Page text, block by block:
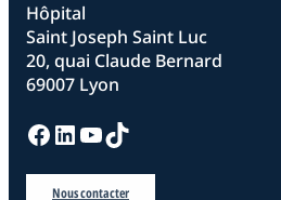
Hôpital
Saint Joseph Saint Luc
20, quai Claude Bernard
69007 Lyon
Facebook LinkedIn YouTube TikTok
Nous contacter